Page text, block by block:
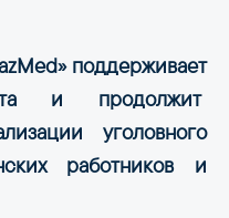
поддерживает
и продолжит
уголовного
работников и